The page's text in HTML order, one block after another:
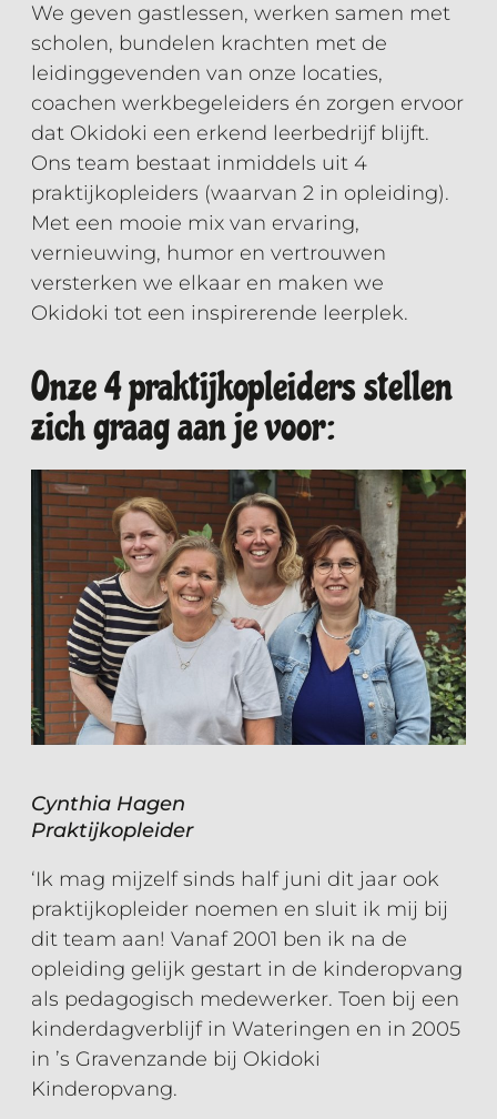
We geven gastlessen, werken samen met
scholen, bundelen krachten met de
leidinggevenden van onze locaties,
coachen werkbegeleiders én zorgen ervoor
dat Okidoki een erkend leerbedrijf blijft.
Ons team bestaat inmiddels uit 4
praktijkopleiders (waarvan 2 in opleiding).
Met een mooie mix van ervaring,
vernieuwing, humor en vertrouwen
versterken we elkaar en maken we
Okidoki tot een inspirerende leerplek.
Onze 4 praktijkopleiders stellen
zich graag aan je voor:
Cynthia Hagen
Praktijkopleider
‘Ik mag mijzelf sinds half juni dit jaar ook
praktijkopleider noemen en sluit ik mij bij
dit team aan! Vanaf 2001 ben ik na de
opleiding gelijk gestart in de kinderopvang
als pedagogisch medewerker. Toen bij een
kinderdagverblijf in Wateringen en in 2005
in ’s Gravenzande bij Okidoki
Kinderopvang.